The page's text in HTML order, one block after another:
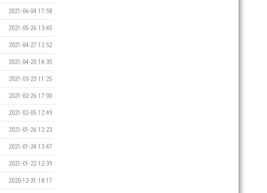
2021-06-04 17:58
2021-05-26 13:45
2021-04-27 12:52
2021-04-20 14:35
2021-03-23 11:25
2021-02-26 17:00
2021-02-05 12:49
2021-01-26 12:23
2021-01-24 13:47
2021-01-22 12:39
2020-12-31 18:17